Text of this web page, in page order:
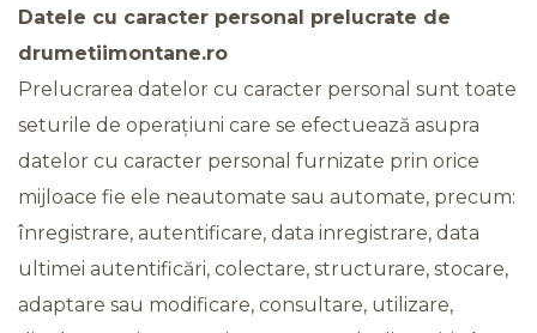
Datele cu caracter personal prelucrate de
drumetiimontane.ro
Prelucrarea datelor cu caracter personal sunt toate
seturile de operațiuni care se efectuează asupra
datelor cu caracter personal furnizate prin orice
mijloace fie ele neautomate sau automate, precum:
înregistrare, autentificare, data inregistrare, data
ultimei autentificări, colectare, structurare, stocare,
adaptare sau modificare, consultare, utilizare,